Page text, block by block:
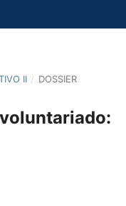
II / DOSSIER